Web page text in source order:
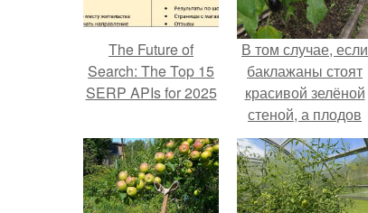
The Future of
Search: The Top 15
SERP APIs for 2025
В том случае, если
баклажаны стоят
красивой зелёной
стеной, а плодов
почти не видно -
радоваться тут
нечему.